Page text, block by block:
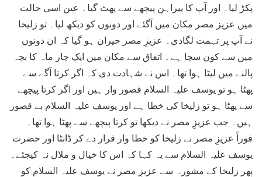
پکڑ لیا۔ اور آپ کا پیراہن پیچھے سے پھٹ گیا۔ عین اسی حالت
میں عزیز مصر مکان میں آگئے اور دونوں کو دیکھ لیا۔ تو زلیخا
نے آپ پر تہمت لگادی۔ عزیزِ مصر حیران ہو گیا کہ ان دونوں
میں سے کون سچا ہے۔ اتفاق سے مکان میں ایک چار ماہ کا بچہ
پالنے میں لیٹا ہوا تھا۔ اس نے شہادت دی کہ اگر کرتا آگے سے
پھٹا ہو تو یوسف علیہ السلام قصور وار ہیں اور اگر کرتا پیچھے
سے پھٹا ہو تو زلیخا کی خطا ہے اور یوسف علیہ السلام بے قصور
ہیں۔ جب عزیزِ مصر نے دیکھا تو کرتا پیچھے سے پھٹا ہوا تھا۔
فوراً عزیزِ مصر نے زلیخا کو خطا وار قرار دے کر ڈانٹا اور حضرت
یوسف علیہ السلام سے یہ کہا کہ اس کا خیال و ملال نہ کیجئے۔
پھر زلیخا کے مشورہ سے عزیزِ مصر نے یوسف علیہ السلام کو